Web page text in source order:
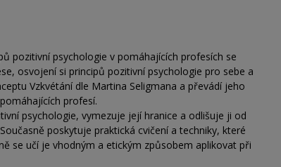
pozitivní psychologie v pomáhajících profesích se
osvojení si principů pozitivní psychologie pro sebe a
Vzkvétání dle Martina Seligmana a převádí jeho
profesí.
psychologie, vymezuje její hranice a odlišuje ji od
poskytuje praktická cvičení a techniky, které
se učí je vhodným a etickým způsobem aplikovat při